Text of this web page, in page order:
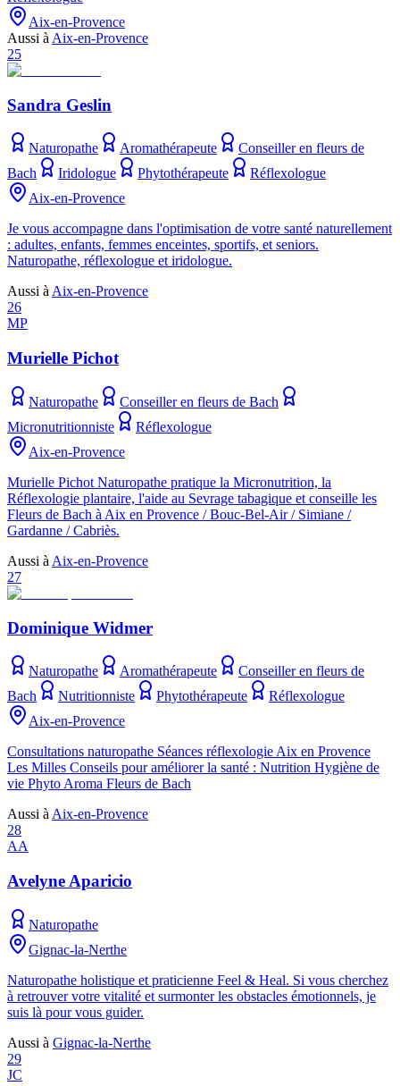
Aix-en-Provence
Aussi à Aix-en-Provence
25
Sandra Geslin
Naturopathe Aromathérapeute
Conseiller en fleurs de
Bach
Iridologue Phytothérapeute
Réflexologue
Aix-en-Provence
Je vous accompagne dans l'optimisation de votre santé naturellement
: adultes, enfants, femmes enceintes, sportifs, et seniors.
Naturopathe, réflexologue et iridologue.
Aussi àAix-en-Provence
26
MP
Murielle Pichot
Naturopathe
Conseiller en fleurs de Bach
Micronutritionniste
Réflexologue
Aix-en-Provence
Murielle Pichot Naturopathe pratique la Micronutrition, la
Réflexologie plantaire, l'aide au Sevrage tabagique et conseille les
Fleurs de Bach à Aix en Provence / Bouc-Bel-Air / Simiane /
Gardanne / Cabriès.
Aussi à Aix-en-Provence
27
Dominique Widmer
Naturopathe Aromathérapeute
Conseiller en fleurs de
Bach
Nutritionniste Phytothérapeute
Réflexologue
Aix-en-Provence
Consultations naturopathe Séances réflexologie Aix en Provence
Les Milles Conseils pour améliorer la santé : Nutrition Hygiène de
vie Phyto Aroma Fleurs de Bach
Aussi à Aix-en-Provence
28
AA
Avelyne Aparicio
Naturopathe
Gignac-la-Nerthe
Naturopathe holistique et praticienne Feel & Heal. Si vous cherchez
à retrouver votre vitalité et surmonter les obstacles émotionnels, je
suis là pour vous guider.
Aussi à Gignac-la-Nerthe
29
JC